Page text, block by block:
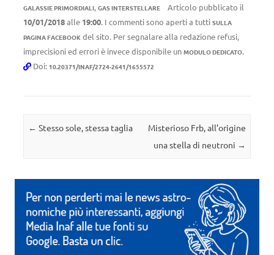
GALASSIE PRIMORDIALI, GAS INTERSTELLARE
Articolo pubblicato il
10/01/2018alle 19:00. I commenti sono aperti a tutti SULLA
PAGINA FACEBOOK del sito. Per segnalare alla redazione refusi,
imprecisioni ed errori è invece disponibile un MODULO DEDICATO.
Doi: 10.20371/INAF/2724-2641/1655572
Navigazione articolo
← Stesso sole, stessa taglia
Misterioso Frb, all’origine
una stella di neutroni →